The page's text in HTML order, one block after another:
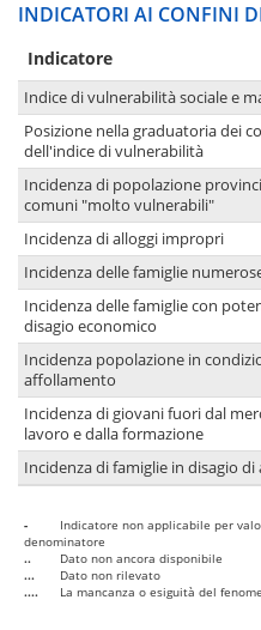
INDICATORI AI CONFINI
Indicatore
Indice di vulnerabilità sociale e
Posizione nella graduatoria dei
dell'indice di vulnerabilità
Incidenza di popolazione
comuni "molto vulnerabili"
Incidenza di alloggi impropri
Incidenza delle famiglie
Incidenza delle famiglie con
disagio economico
Incidenza popolazione in
affollamento
Incidenza di giovani fuori dal
lavoro e dalla formazione
Incidenza di famiglie in disagio di
-
Indicatore non applicabile per
denominatore
..
Dato non ancora disponibile
...
Dato non rilevato
....
La mancanza o esiguità del